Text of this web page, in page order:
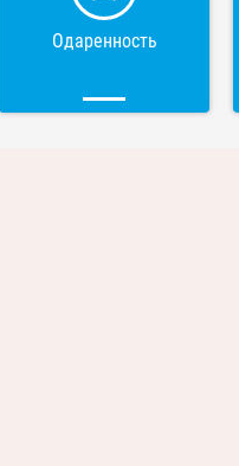
Одаренность